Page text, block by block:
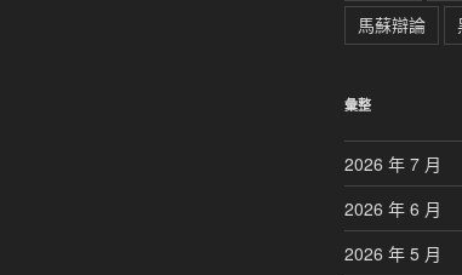
馬蘇辯論
彙整
2026 年 7 月
2026 年 6 月
2026 年 5 月